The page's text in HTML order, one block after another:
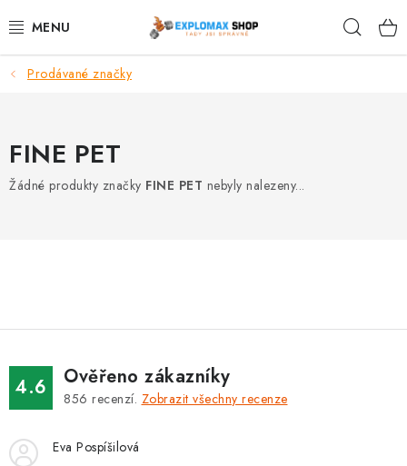
na
%AKCE
ZNAČKY
Kontakty Slovník pojmů
Prodávané značky
FINE PET
Žádné produkty značky FINE PET nebyly nalezeny...
4.6 Ověřeno zákazníky
856 recenzí. Zobrazit všechny recenze
Eva Pospíšilová